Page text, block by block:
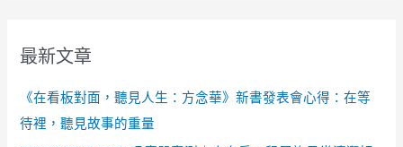
最新文章
《在看板對面，聽見人生：方念華》新書發表會心得：在等
待裡，聽見故事的重量